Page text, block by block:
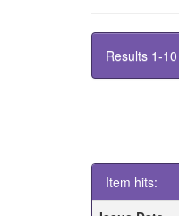
Results 1-
Item hits: